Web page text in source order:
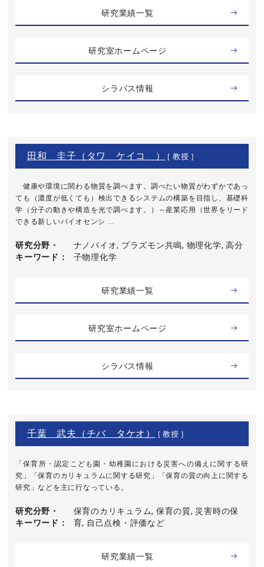
研究業績一覧
研究室ホームページ
シラバス情報
田和 圭子（タワ ケイコ ） [ 教授 ]
健康や環境に関わる物質を調べます。調べたい物質がわずかであっ
ても（濃度が低くても）検出できるシステムの構築を目指し、基礎科
学（分子の動きや構造を光で調べます。）～産業応用（世界をリード
できる新しいバイオセンシ ...
研究分野・
キーワード
ナノバイオ, プラズモン共鳴, 物理化学, 高分
子物理化学
研究業績一覧
研究室ホームページ
シラバス情報
千葉 武夫（チバ タケオ） [ 教授 ]
「保育所・認定こども園・幼稚園における災害への備えに関する研
究」「保育のカリキュラムに関する研究」「保育の質の向上に関する
研究」などを主に行なっている。
研究分野・
キーワード
保育のカリキュラム, 保育の質, 災害時の保
育, 自己点検・評価など
研究業績一覧